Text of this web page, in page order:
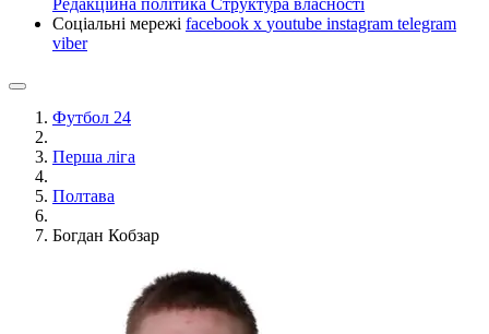
Редакційна політика Структура власності
Соціальні мережі facebook x youtube instagram telegram
viber
Футбол 24
Перша ліга
Полтава
Богдан Кобзар